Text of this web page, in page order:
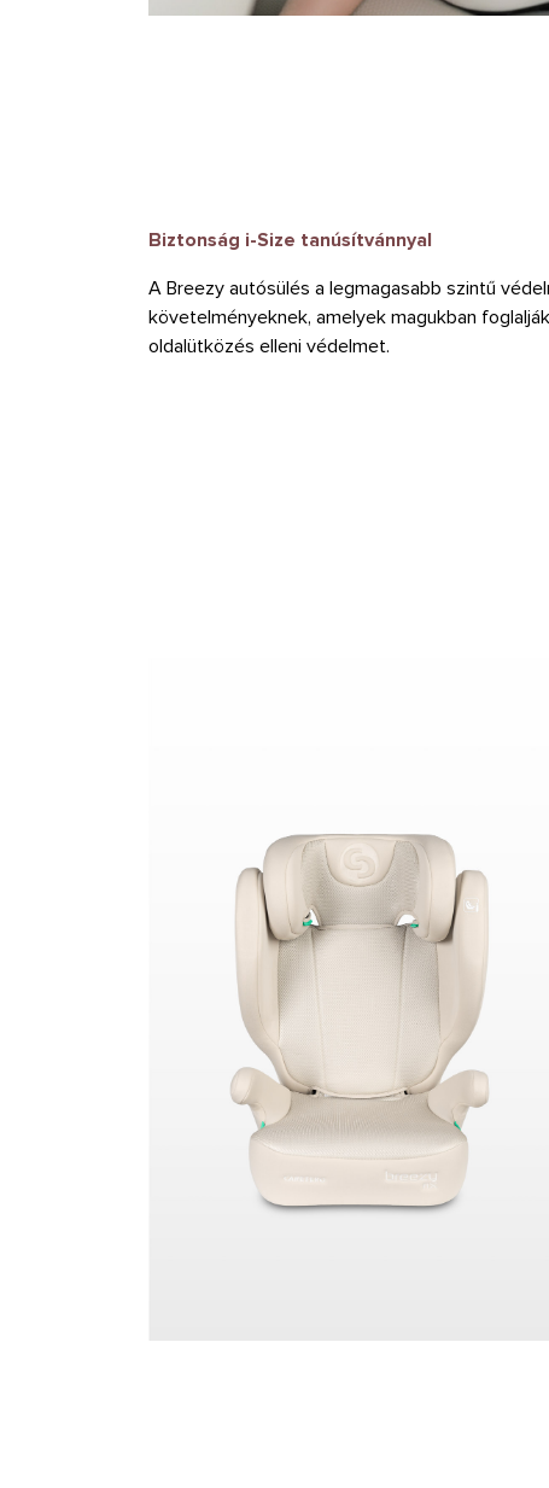
Biztonság i-Size tanúsítvánnyal
A Breezy autósülés a legmagasabb szintű
követelményeknek, amelyek magukban
oldalütközés elleni védelmet.